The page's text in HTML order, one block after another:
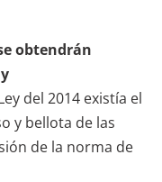
obtendrán
del 2014 existía el
y bellota de las
de la norma de